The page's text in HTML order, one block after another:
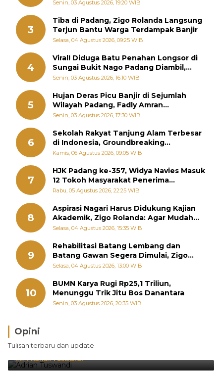
Senin, 03 Agustus 2026, 19:20 WIB
3
Tiba di Padang, Zigo Rolanda Langsung
Terjun Bantu Warga Terdampak Banjir
Selasa, 04 Agustus 2026, 09:25 WIB
4
Viral! Diduga Batu Penahan Longsor di
Sungai Bukit Nago Padang Diambil,
Warga Khawatir Bencana Terulang
Senin, 03 Agustus 2026, 16:10 WIB
5
Hujan Deras Picu Banjir di Sejumlah
Wilayah Padang, Fadly Amran
Perintahkan OPD Siaga
Senin, 03 Agustus 2026, 17:30 WIB
6
Sekolah Rakyat Tanjung Alam Terbesar
di Indonesia, Groundbreaking
September
Kamis, 06 Agustus 2026, 09:05 WIB
7
HJK Padang ke-357, Widya Navies Masuk
12 Tokoh Masyarakat Penerima
Penghargaan Pemko Padang
Rabu, 05 Agustus 2026, 22:25 WIB
8
Aspirasi Nagari Harus Didukung Kajian
Akademik, Zigo Rolanda: Agar Mudah
Diperjuangkan di Kementerian
Selasa, 04 Agustus 2026, 15:35 WIB
9
Rehabilitasi Batang Lembang dan
Batang Gawan Segera Dimulai, Zigo
Rolanda Pastikan Proyek Berjalan
Selasa, 04 Agustus 2026, 13:00 WIB
10
BUMN Karya Rugi Rp25,1 Triliun,
Menunggu Trik Jitu Bos Danantara
Senin, 03 Agustus 2026, 20:35 WIB
Opini
Tulisan terbaru dan update
Brasil Lebih Diunggulkan, tetapi Jepang Selalu
Punya Cara Membuat Kejutan
Oleh:Adrian Tuswandi